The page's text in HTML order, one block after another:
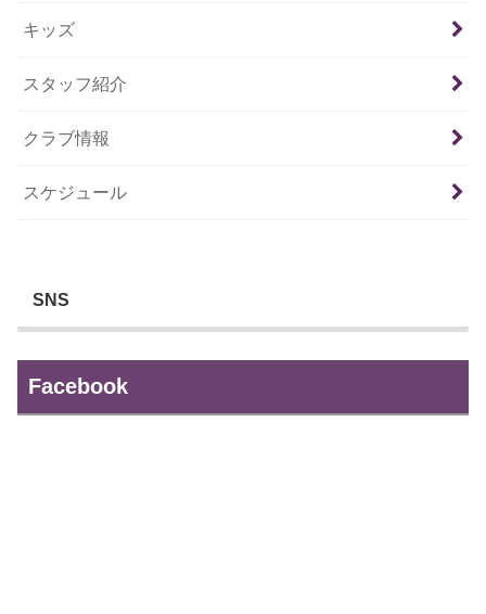
キッズ
スタッフ紹介
クラブ情報
スケジュール
SNS
Facebook